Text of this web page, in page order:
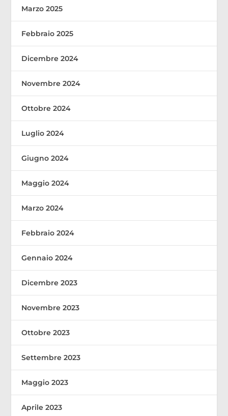
Marzo 2025
Febbraio 2025
Dicembre 2024
Novembre 2024
Ottobre 2024
Luglio 2024
Giugno 2024
Maggio 2024
Marzo 2024
Febbraio 2024
Gennaio 2024
Dicembre 2023
Novembre 2023
Ottobre 2023
Settembre 2023
Maggio 2023
Aprile 2023